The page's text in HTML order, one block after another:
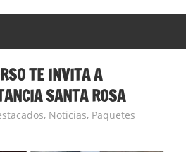
Extreme
Sports
TE INVITA A
SANTA ROSA
Barbosa
, Noticias, Paquetes